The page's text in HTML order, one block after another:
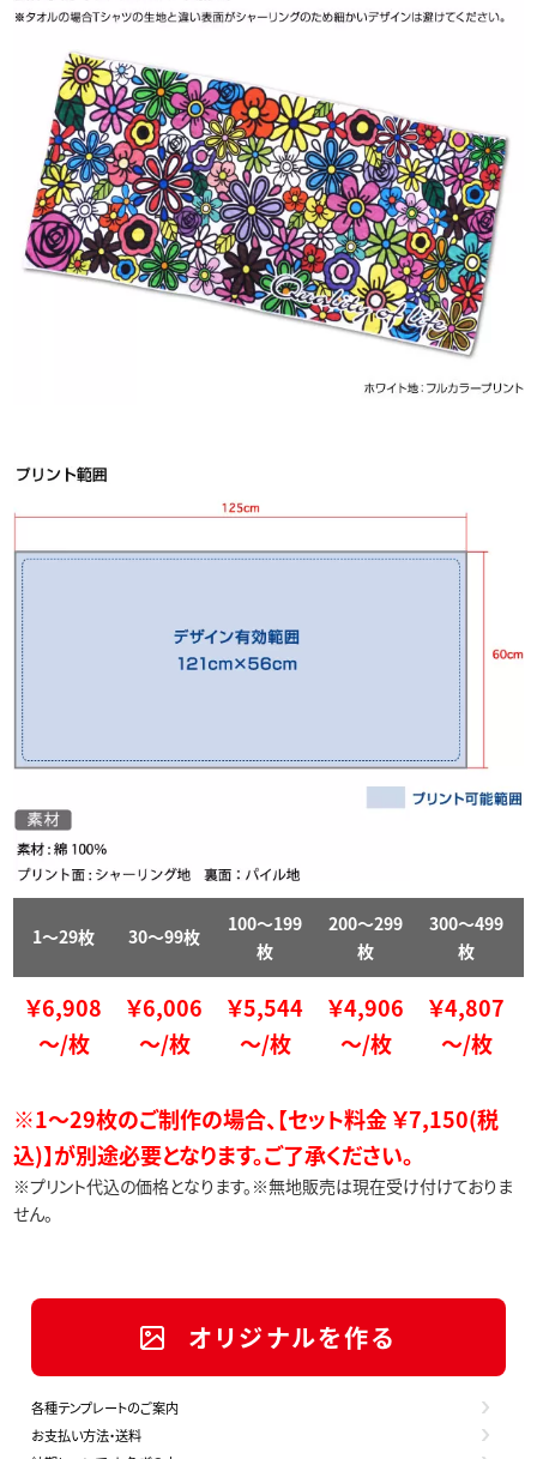
1～29枚 30～99枚
100～199
枚
200～299
枚
300～499
枚
￥6,908
～/枚
￥6,006
～/枚
￥5,544
～/枚
￥4,906
～/枚
￥4,807
～/枚
※1～29枚のご制作の場合、【セット料金 ￥7,150(税
込)】が別途必要となります。ご了承ください。
※プリント代込の価格となります。※無地販売は現在受け付けておりま
せん。
オリジナルを作る
各種テンプレートのご案内
お支払い方法・送料